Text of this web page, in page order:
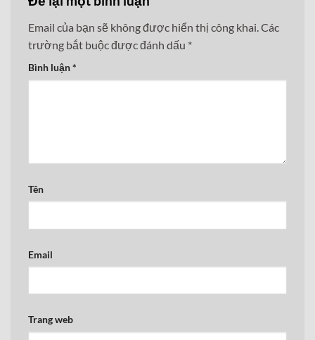
Email của bạn sẽ không được hiển thị công khai.Các
trường bắt buộc được đánh dấu *
Bình luận*
Tên
Email
Trang web